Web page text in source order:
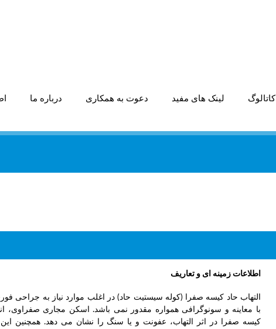
کاتالوگ لینک های مفید دعوت به همکاری درباره ما
اطلاعات زمینه ای و تعاریف
التهاب حاد کیسه صفرا (کوله سیستیت حاد) در اغلب موارد نیاز به جراحی
با معاینه و سونوگرافی همواره مقدور نمی باشد. اسکن مجاری صفراوی،
کیسه صفرا در اثر التهاب، عفونت و یا سنگ را نشان می دهد. همچنین